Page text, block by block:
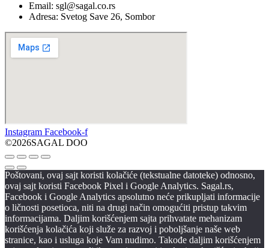
Email: sgl@sagal.co.rs
Adresa: Svetog Save 26, Sombor
Instagram Facebook-f
©2026SAGAL DOO
Poštovani, ovaj sajt koristi kolačiće (tekstualne datoteke) odnosno,
ovaj sajt koristi Facebook Pixel i Google Analytics. Sagal.rs,
Facebook i Google Analytics apsolutno neće prikupljati informacije
o ličnosti posetioca, niti na drugi način omogućiti pristup takvim
informacijama. Daljim korišćenjem sajta prihvatate mehanizam
korišćenja kolačića koji služe za razvoj i poboljšanje naše web
stranice, kao i usluga koje Vam nudimo. Takođe daljim korišćenjem